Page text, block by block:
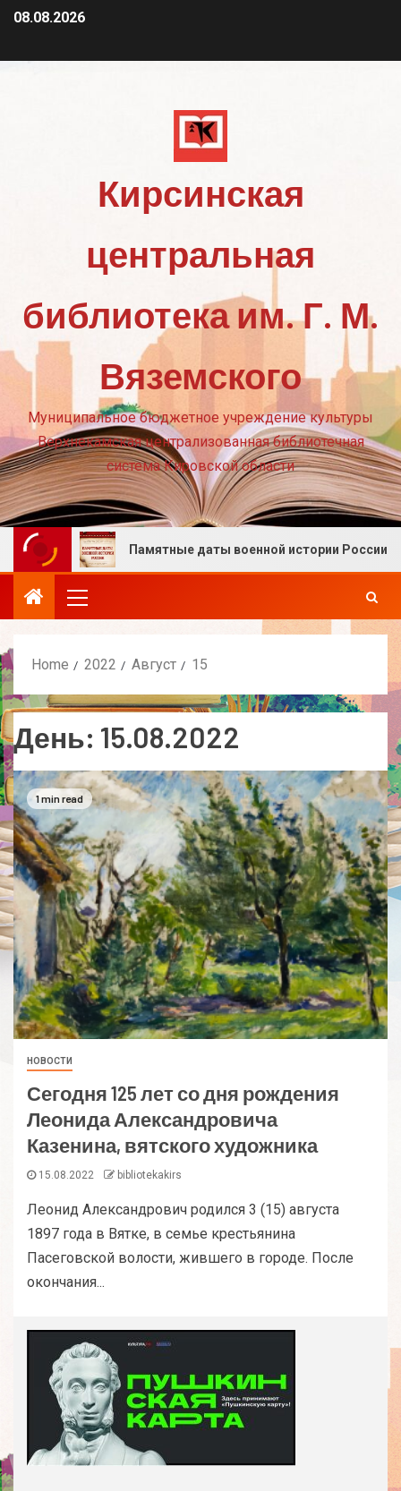
08.08.2026
Кирсинская
центральная
библиотека им. Г. М.
Вяземского
Муниципальное бюджетное учреждение культуры
Верхнекамская централизованная библиотечная
система Кировской области
Памятные даты военной истории России.
Home 2022 Август 15
День: 15.08.2022
1 min read
НОВОСТИ
Сегодня 125 лет со дня рождения
Леонида Александровича
Казенина, вятского художника
15.08.2022 bibliotekakirs
Леонид Александрович родился 3 (15) августа
1897 года в Вятке, в семье крестьянина
Пасеговской волости, жившего в городе. После
окончания...